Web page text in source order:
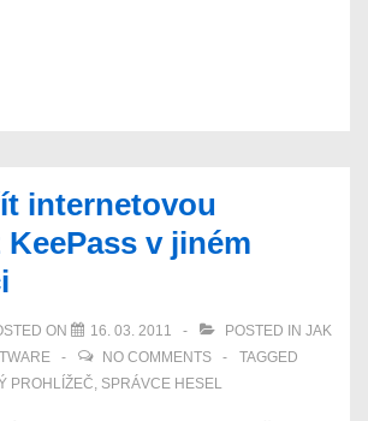
internetovou
v jiném
ON 16. 03. 2011 POSTED IN JAK
NO COMMENTS
TAGGED
PROHLÍŽEČ, SPRÁVCE HESEL